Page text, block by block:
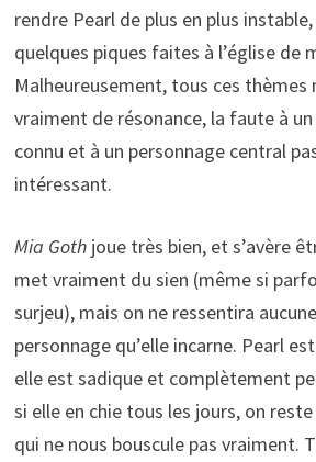
rendre Pearl de plus en plus
quelques piques faites à l’église de
Malheureusement, tous ces thèmes
vraiment de résonance, la faute à
connu et à un personnage central
intéressant.
Mia Gothjoue très bien, et s’avère
met vraiment du sien (même si
surjeu), mais on ne ressentira
personnage qu’elle incarne. Pearl
elle est sadique et complètement
si elle en chie tous les jours, on
qui ne nous bouscule pas vraiment.